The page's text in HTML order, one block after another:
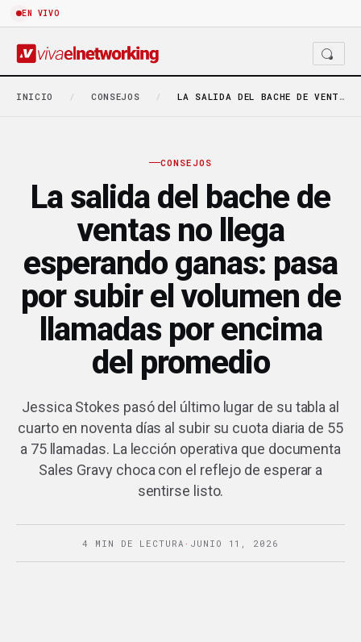
EN VIVO
INICIO / CONSEJOS / LA SALIDA DEL BACHE DE VENTAS NO LLEGA…
CONSEJOS
La salida del bache de
ventas no llega
esperando ganas: pasa
por subir el volumen de
llamadas por encima
del promedio
Jessica Stokes pasó del último lugar de su tabla al
cuarto en noventa días al subir su cuota diaria de 55
a 75 llamadas. La lección operativa que documenta
Sales Gravy choca con el reflejo de esperar a
sentirse listo.
4 MIN DE LECTURA · JUNIO 11, 2026